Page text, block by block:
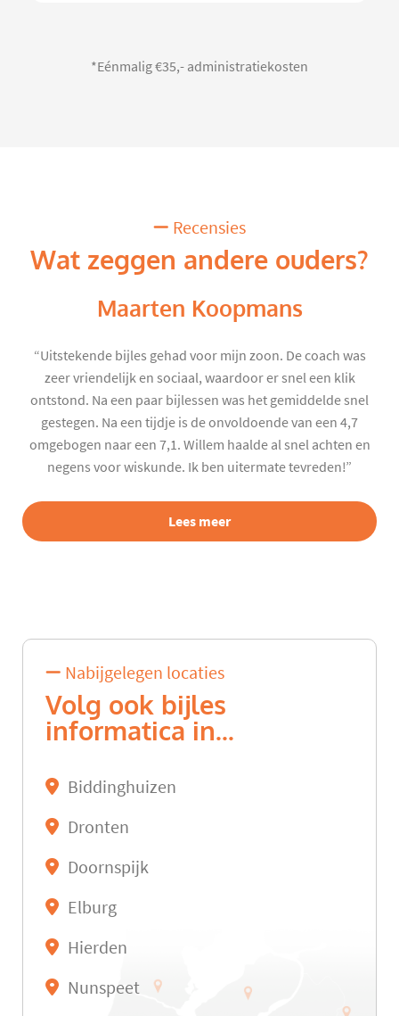
*Eénmalig €35,- administratiekosten
Recensies
Wat zeggen andere ouders?
Maarten Koopmans
“Uitstekende bijles gehad voor mijn zoon. De coach was
zeer vriendelijk en sociaal, waardoor er snel een klik
ontstond. Na een paar bijlessen was het gemiddelde snel
gestegen. Na een tijdje is de onvoldoende van een 4,7
omgebogen naar een 7,1. Willem haalde al snel achten en
negens voor wiskunde. Ik ben uitermate tevreden!”
Lees meer
Nabijgelegen locaties
Volg ook bijles
informatica in...
Biddinghuizen
Dronten
Doornspijk
Elburg
Hierden
Nunspeet